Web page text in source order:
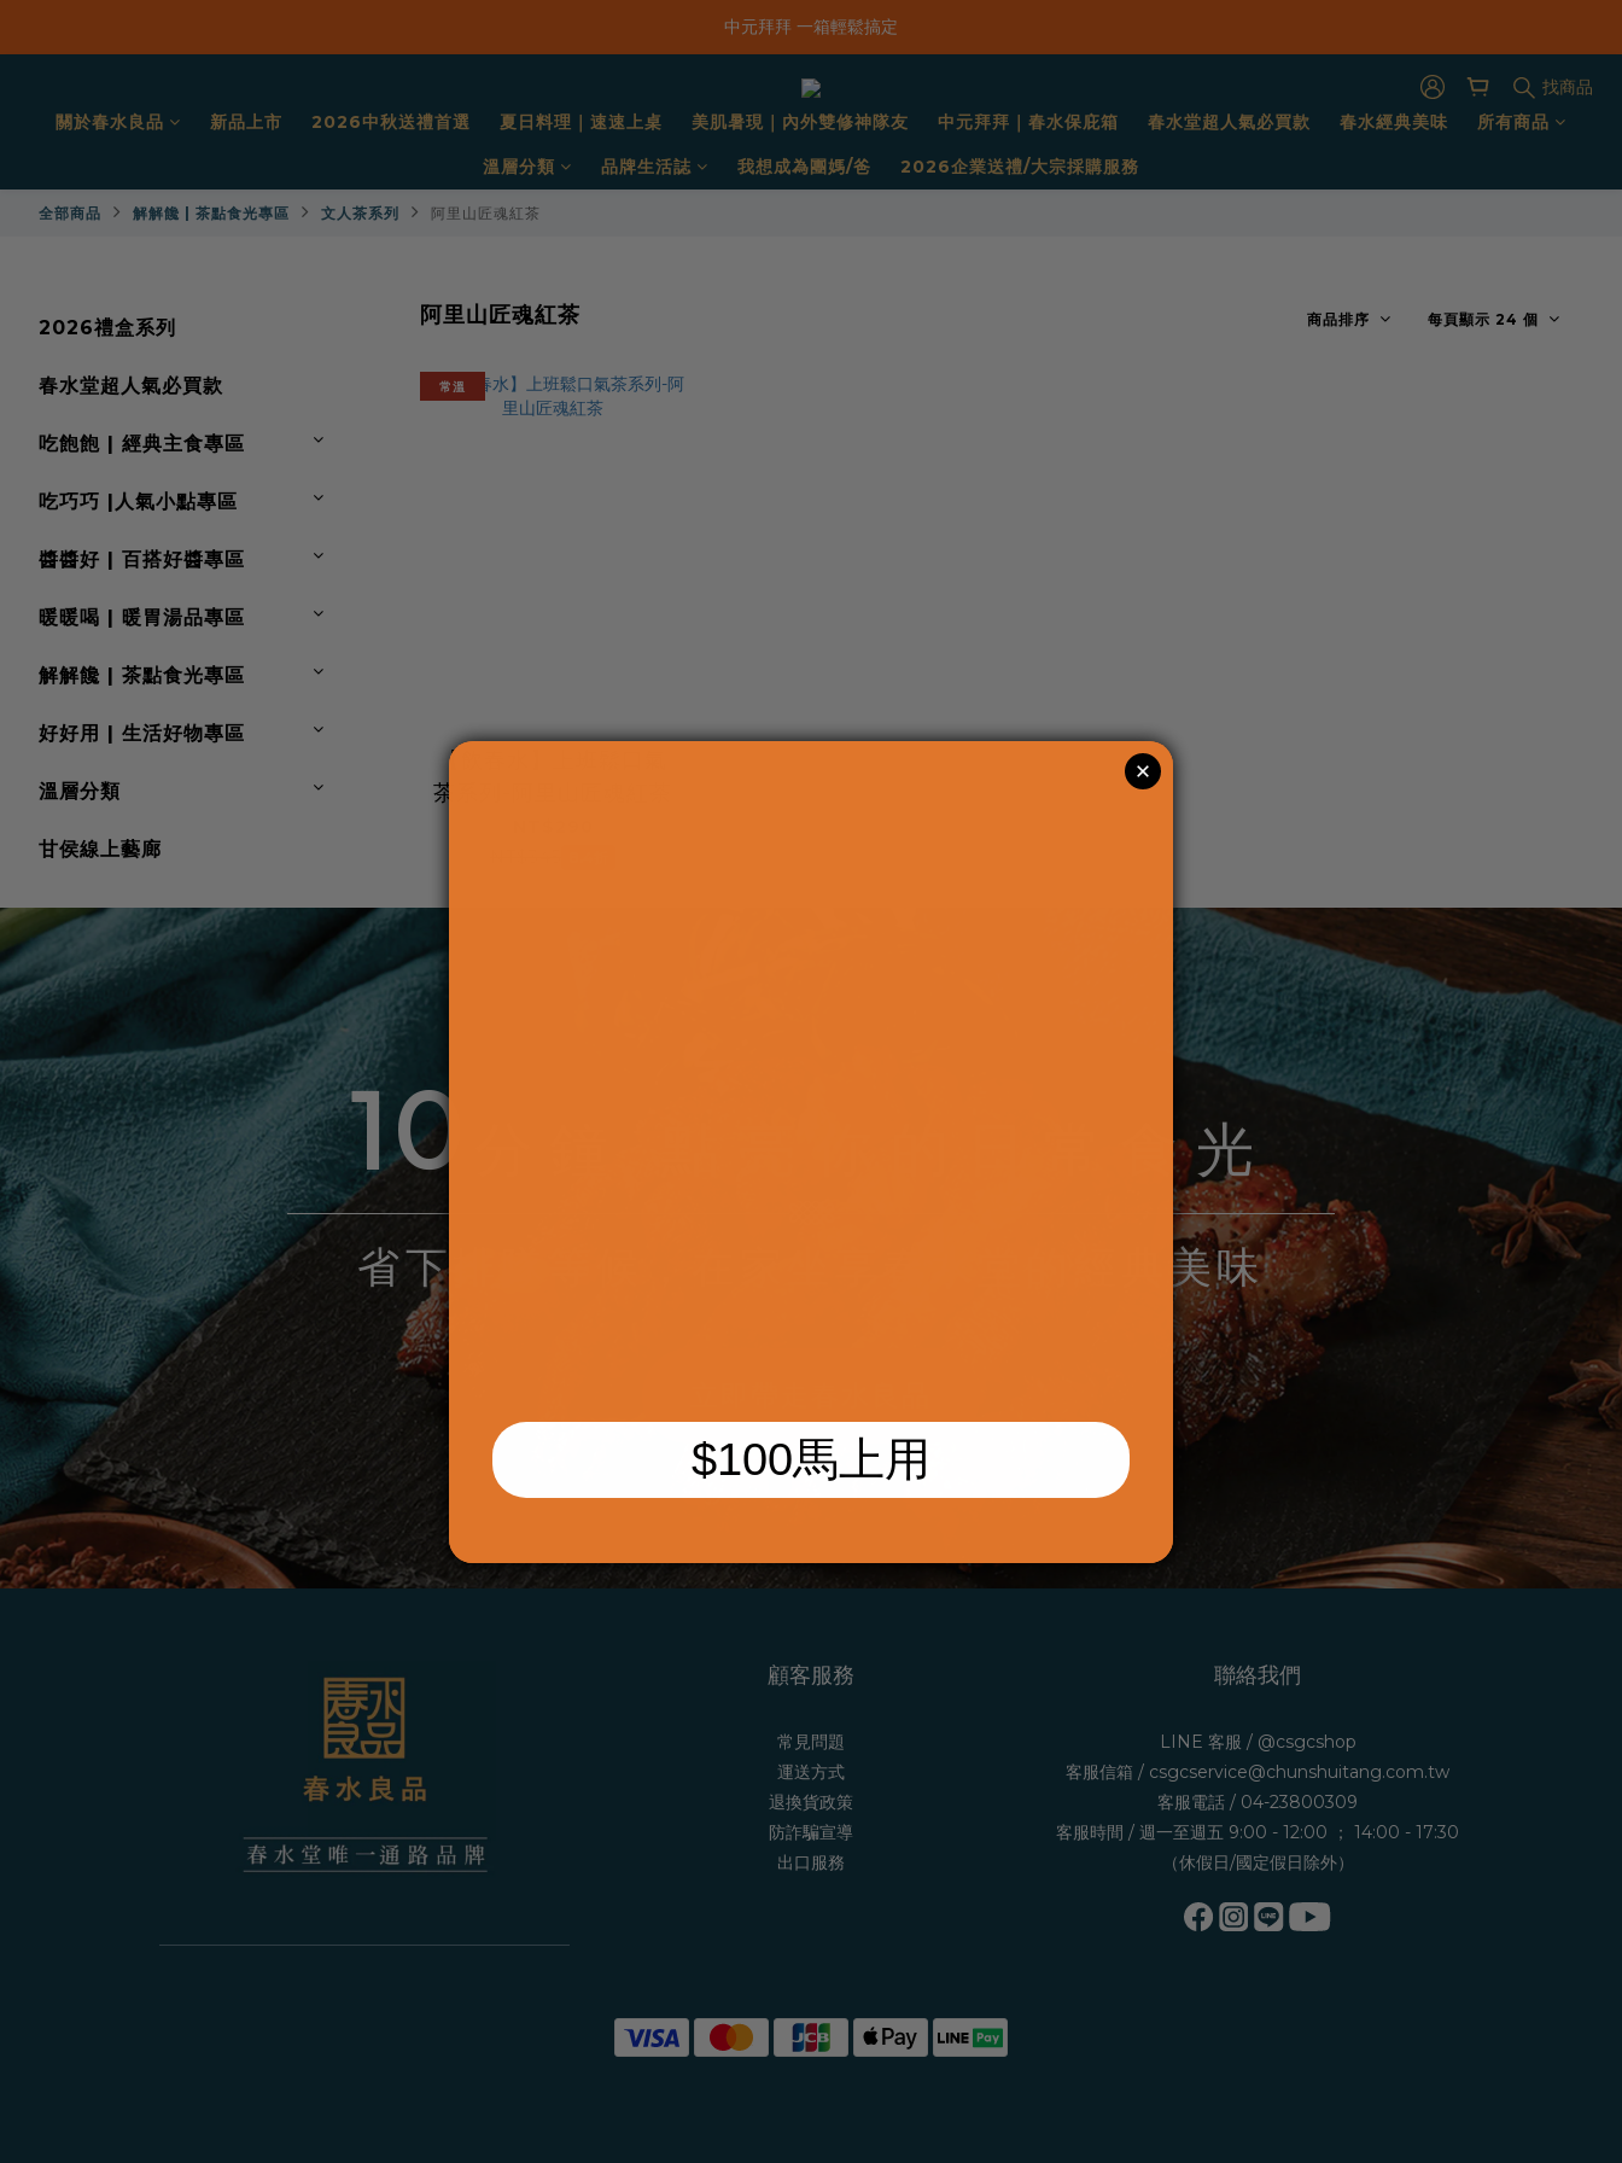
「一抹日嚐禮盒」早鳥限定價 $668，預購只到8/31！
中元拜拜 一箱輕鬆搞定
新品上市｜春水鹹香洋蔥風味爆米花
「一抹日嚐禮盒」早鳥限定價 $668，預購只到8/31！
找商品
關於春水良品
新品上市 2026中秋送禮首選 夏日料理｜速速上桌 美肌暑現｜內外雙修神隊友 中元拜拜｜春水保庇箱 春水堂超人氣必買款 春水經典美味 所有商品
溫層分類 品牌生活誌 我想成為團媽/爸 2026企業送禮/大宗採購服務
全部商品 解解饞 | 茶點食光專區 文人茶系列 阿里山匠魂紅茶
2026禮盒系列
春水堂超人氣必買款
吃飽飽 | 經典主食專區
吃巧巧 |人氣小點專區
醬醬好 | 百搭好醬專區
暖暖喝 | 暖胃湯品專區
解解饞 | 茶點食光專區
好好用 | 生活好物專區
溫層分類
甘侯線上藝廊
阿里山匠魂紅茶 商品排序 每頁顯示 24 個
常溫
【飲春水】上班鬆口氣
茶系列-阿里山匠魂紅茶
10 點亮你的日常食光
省下排隊等候 在家坐享春水堂的經典美味
顧客服務
常見問題
運送方式
退換貨政策
防詐騙宣導
出口服務
聯絡我們
LINE 客服 / @csgcshop
客服信箱 / csgcservice@chunshuitang.com.tw
客服電話 / 04-23800309
客服時間 / 週一至週五 9:00 - 12:00 ； 14:00 - 17:30
（休假日/國定假日除外）